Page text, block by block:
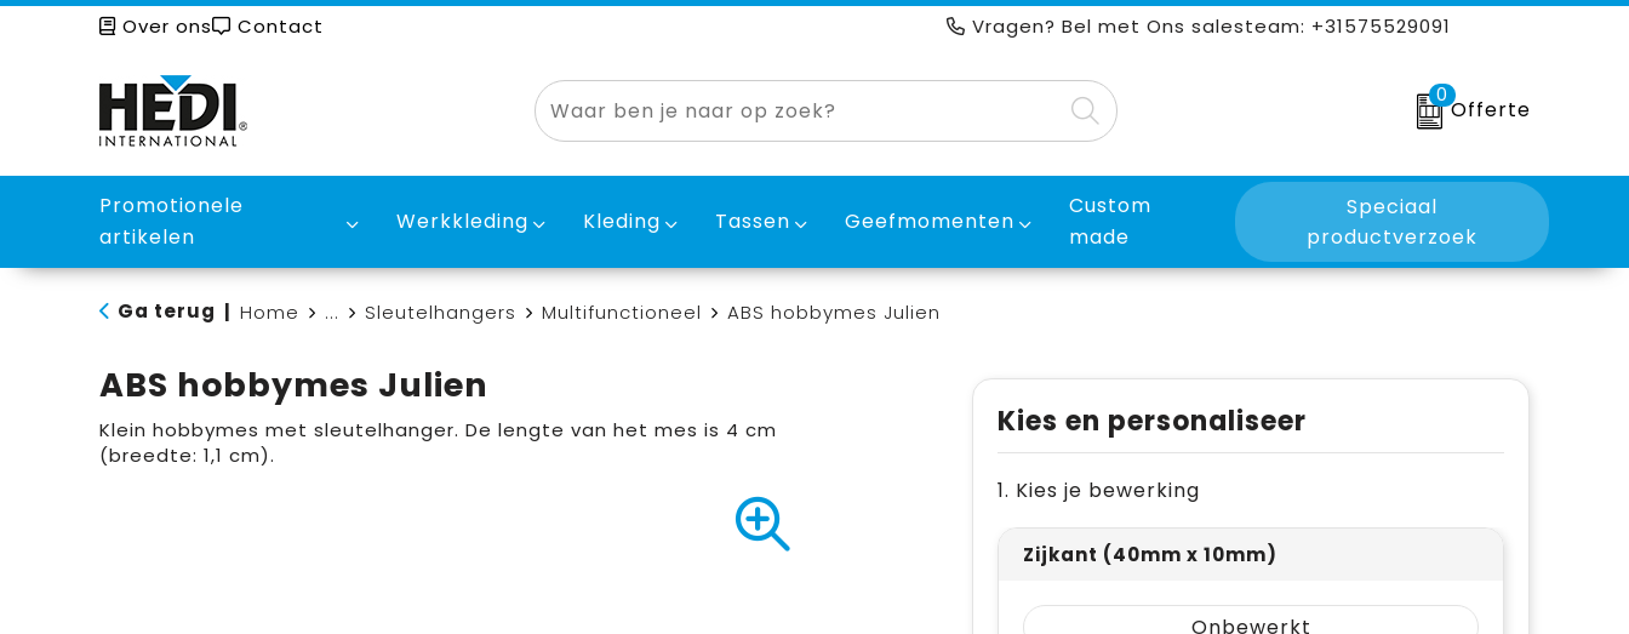
Over ons Contact Vragen? Bel met Ons salesteam: +31575529091
0
Offerte
Promotionele
artikelen
Werkkleding Kleding Tassen Geefmomenten
Custom
made
Speciaal
productverzoek
Ga terug Home ... Sleutelhangers Multifunctioneel ABS hobbymes Julien
ABS hobbymes Julien
Klein hobbymes met sleutelhanger. De lengte van het mes is 4 cm
(breedte: 1,1 cm).
Kies en personaliseer
1. Kies je bewerking
Zijkant (40mm x 10mm)
Onbewerkt